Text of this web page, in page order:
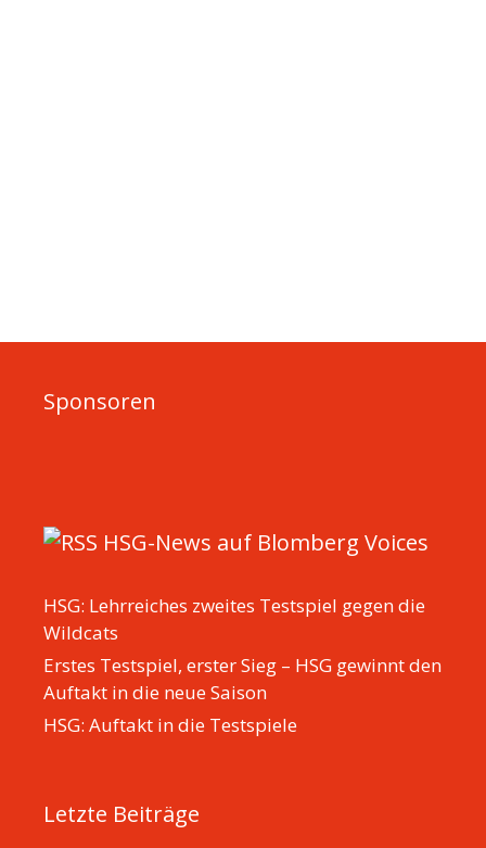
Sponsoren
HSG-News auf Blomberg Voices
HSG: Lehrreiches zweites Testspiel gegen die
Wildcats
Erstes Testspiel, erster Sieg – HSG gewinnt den
Auftakt in die neue Saison
HSG: Auftakt in die Testspiele
Letzte Beiträge